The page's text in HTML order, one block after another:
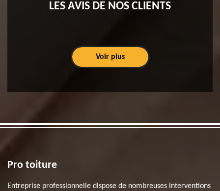
LES AVIS DE NOS CLIENTS
Voir plus
Pro toiture
Entreprise professionnelle dispose de nombreuses interventions